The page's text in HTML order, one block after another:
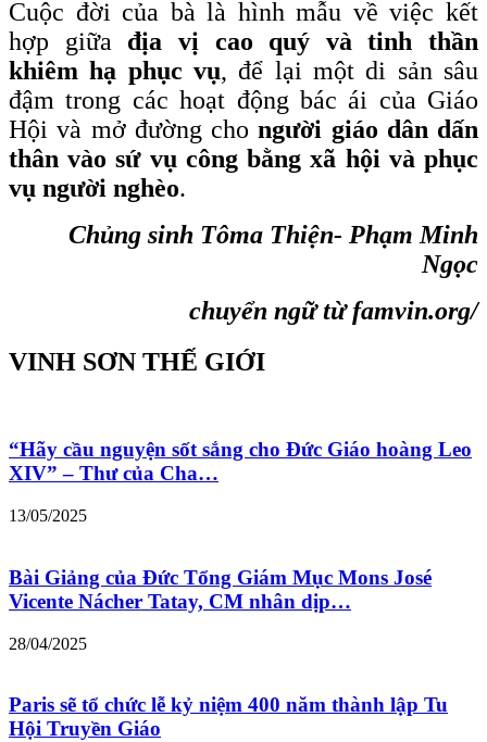
Cuộc đời của bà là hình mẫu về việc kết
hợp giữa địa vị cao quý và tinh thần
khiêm hạ phục vụ, để lại một di sản sâu
đậm trong các hoạt động bác ái của Giáo
Hội và mở đường chongười giáo dân dấn
thân vào sứ vụ công bằng xã hội và phục
vụ người nghèo.
Chủng sinh Tôma Thiện- Phạm Minh
Ngọc
chuyển ngữ từ famvin.org/
VINH SƠN THẾ GIỚI
“Hãy cầu nguyện sốt sắng cho Đức Giáo hoàng Leo
XIV” – Thư của Cha…
13/05/2025
Bài Giảng của Đức Tổng Giám Mục Mons José
Vicente Nácher Tatay, CM nhân dịp…
28/04/2025
Paris sẽ tổ chức lễ kỷ niệm 400 năm thành lập Tu
Hội Truyền Giáo